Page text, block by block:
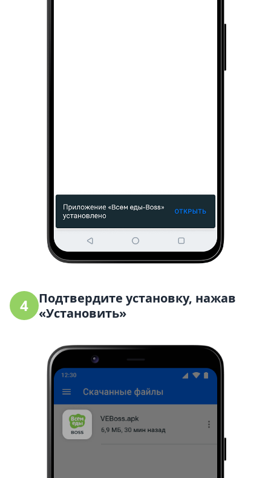
4
Подтвердите установку, нажав
«Установить»